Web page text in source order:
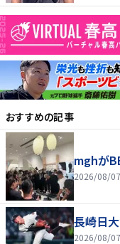
おすすめの記事
mghが
2026/08/
長崎日
2026/08/